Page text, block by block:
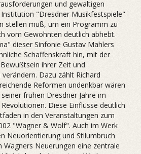
und gewaltigen
"Dresdner Musikfestspiele"
stellen muß, um ein Programm zu
vom Gewohnten deutlich abhebt.
dieser Sinfonie Gustav Mahlers
Schaffenskraft hin, mit der
ihrer Zeit und
Dazu zählt Richard
Reformen undenkbar wären
frühen Dresdner Jahre im
Diese Einflüsse deutlich
in den Veranstaltungen zum
"Wagner & Wolf". Auch im Werk
Neuorientierung und Stilumbruch
Wagners Neuerungen eine zentrale